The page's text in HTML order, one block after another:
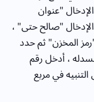
"عنوان
"صالح حتى" ،
المخزن" ثم حدد
، أدخل رقم
في مربع